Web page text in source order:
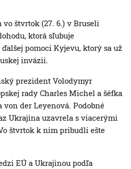
štvrtok (27. 6.) v Bruseli
ktorá sľubuje
pomoci Kyjevu, ktorý sa už
invázii.
prezident Volodymyr
rady Charles Michel a šéfka
der Leyenová. Podobné
Ukrajina uzavrela s viacerými
štvrtok k nim pribudli ešte
EÚ a Ukrajinou podľa